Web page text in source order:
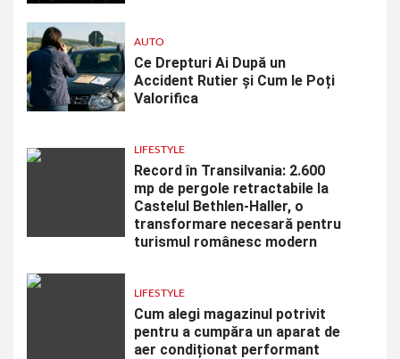
AUTO
Ce Drepturi Ai După un
Accident Rutier și Cum le Poți
Valorifica
LIFESTYLE
Record în Transilvania: 2.600
mp de pergole retractabile la
Castelul Bethlen-Haller, o
transformare necesară pentru
turismul românesc modern
LIFESTYLE
Cum alegi magazinul potrivit
pentru a cumpăra un aparat de
aer condiționat performant